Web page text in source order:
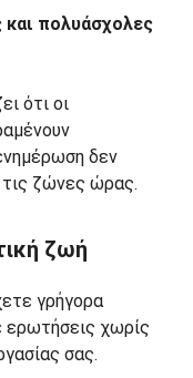
και πολυάσχολες
ότι οι
δεν
ζώνες ώρας.
ζωή
γρήγορα
ερωτήσεις χωρίς
σας.